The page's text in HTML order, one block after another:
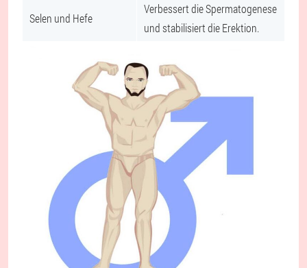
Selen und Hefe
Verbessert die Spermatogenese
und stabilisiert die Erektion.